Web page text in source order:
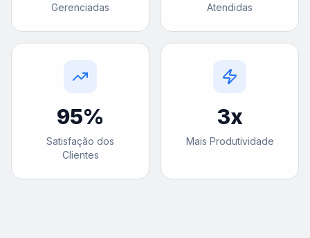
Gerenciadas
Atendidas
95%
Satisfação dos
Clientes
3x
Mais Produtividade